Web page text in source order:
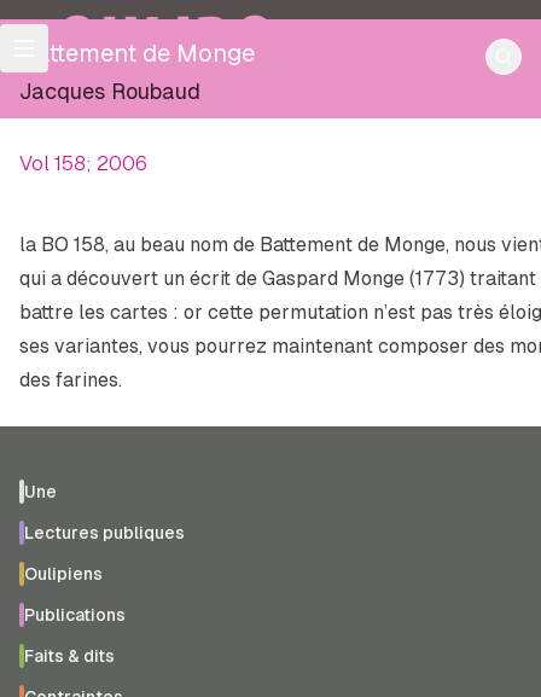
OULIPO
Battement de Monge
Jacques Roubaud
Vol 158; 2006
la BO 158, au beau nom de Battement de Monge, nous
qui a découvert un écrit de Gaspard Monge (1773) traitant
battre les cartes : or cette permutation n’est pas très
ses variantes, vous pourrez maintenant composer des
des farines.
Une
Lectures publiques
Oulipiens
Publications
Faits & dits